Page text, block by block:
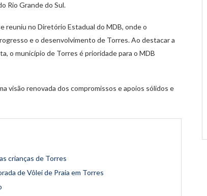
Rio Grande do Sul.
reuniu no Diretório Estadual do MDB, onde o
e o desenvolvimento de Torres. Ao destacar a
o município de Torres é prioridade para o MDB
visão renovada dos compromissos e apoios sólidos e
crianças de Torres
de Vôlei de Praia em Torres